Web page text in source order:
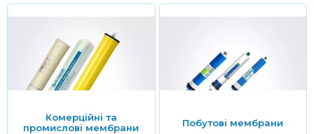
Комерційні та
промислові мембрани
Побутові мембрани